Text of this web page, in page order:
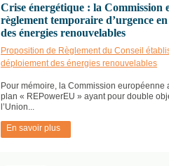
Crise énergétique : la Commission
règlement temporaire d’urgence
des énergies renouvelables
Proposition de Règlement du Conseil
déploiement des énergies renouvelables
Pour mémoire, la Commission
plan « REPowerEU » ayant pour double
l’Union...
En savoir plus